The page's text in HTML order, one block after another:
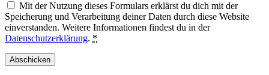
Mit der Nutzung dieses Formulars erklärst du dich mit der
Speicherung und Verarbeitung deiner Daten durch diese Website
einverstanden. Weitere Informationen findest du in der
Datenschutzerklärung. *